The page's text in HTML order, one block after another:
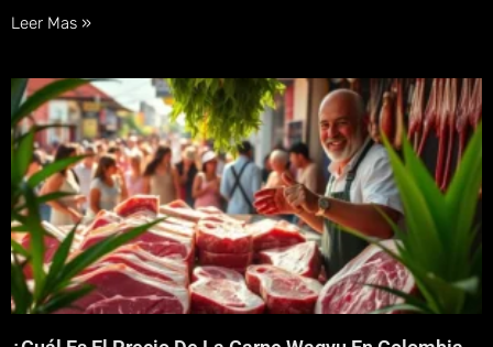
Leer Mas »